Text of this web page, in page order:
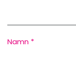
Namn *